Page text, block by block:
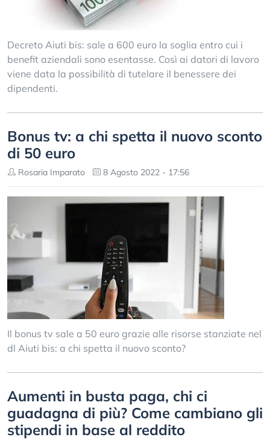
Decreto Aiuti bis: sale a 600 euro la soglia entro cui i
benefit aziendali sono esentasse. Così ai datori di lavoro
viene data la possibilità di tutelare il benessere dei
dipendenti.
Bonus tv: a chi spetta il nuovo sconto
di 50 euro
Rosaria Imparato 8 Agosto 2022 - 17:56
Il bonus tv sale a 50 euro grazie alle risorse stanziate nel
dl Aiuti bis: a chi spetta il nuovo sconto?
Aumenti in busta paga, chi ci
guadagna di più? Come cambiano gli
stipendi in base al reddito